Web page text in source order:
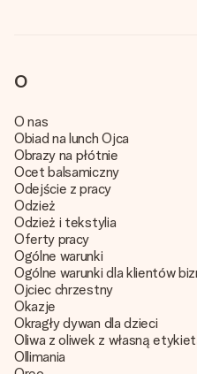
O
O nas
Obiad na lunch Ojca
Obrazy na płótnie
Ocet balsamiczny
Odejście z pracy
Odzież
Odzież i tekstylia
Oferty pracy
Ogólne warunki
Ogólne warunki dla klientów
Ojciec chrzestny
Okazje
Okragły dywan dla dzieci
Oliwa z oliwek z własną
Ollimania